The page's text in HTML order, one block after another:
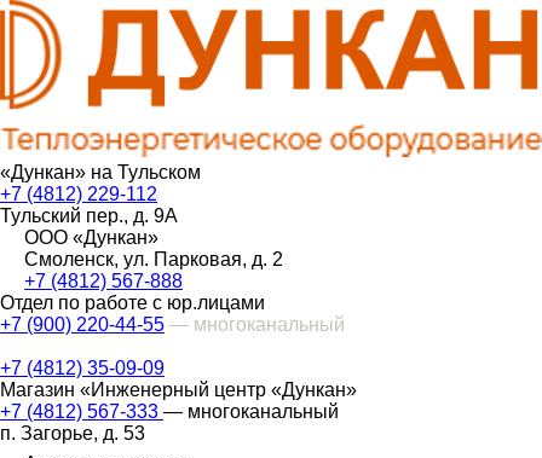
«Дункан» на Тульском
+7 (4812) 229-112
Тульский пер., д. 9А
ООО «Дункан»
Смоленск, ул. Парковая, д. 2
+7 (4812) 567-888
Отдел по работе с юр.лицами
+7 (900) 220-44-55 — многоканальный
+7 (4812) 35-09-09
Магазин «Инженерный центр «Дункан»
+7 (4812) 567-333 — многоканальный
п. Загорье, д. 53